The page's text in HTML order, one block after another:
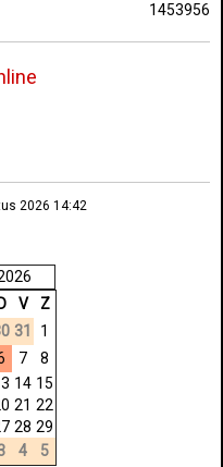
1453956
2026 14:42
D V
Z
31
1
7
8
14 15
21 22
28 29
4 5